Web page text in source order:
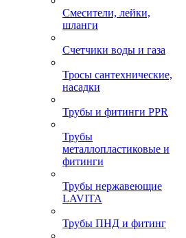
Смесители, лейки,
шланги
Счетчики воды и газа
Тросы сантехнические,
насадки
Трубы и фитинги PPR
Трубы
металлопластиковые и
фитинги
Трубы нержавеющие
LAVITA
Трубы ПНД и фитинг